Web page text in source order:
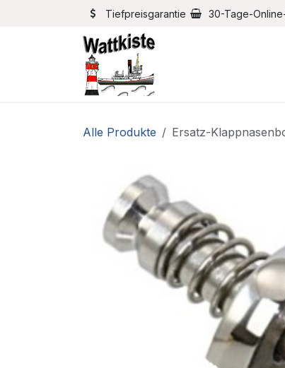
Zum Inhalt springenTiefpreisgarantie 30-Tage-
Alle Produkte Ersatz-